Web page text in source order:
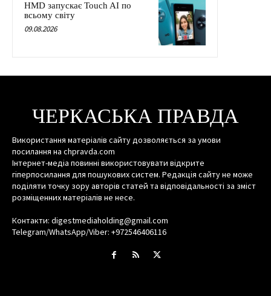
HMD запускає Touch AI по
всьому світу
09.08.2026
ЧЕРКАСЬКА ПРАВДА
Використання матеріалів сайту дозволяється за умови
посилання на chpravda.com
Інтернет-медіа повинні використовувати відкрите
гіперпосилання для пошукових систем. Редакція сайту не може
поділяти точку зору авторів статей та відповідальності за зміст
розміщенних матеріалів не несе.
Контакти: digestmediaholding@gmail.com
Telegram/WhatsApp/Viber: +972546406116